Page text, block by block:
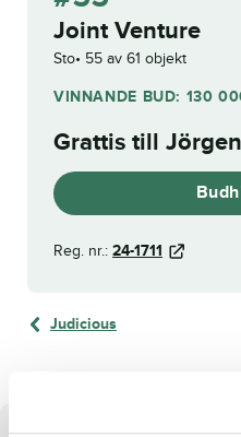
Joint Venture
Sto 55 av 61 objekt
VINNANDE BUD: 130
Grattis till
Reg. nr.: 24-1711
Judicious